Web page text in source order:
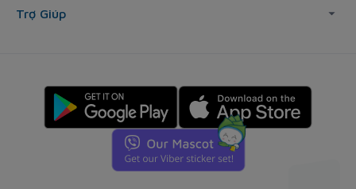
Trợ Giúp